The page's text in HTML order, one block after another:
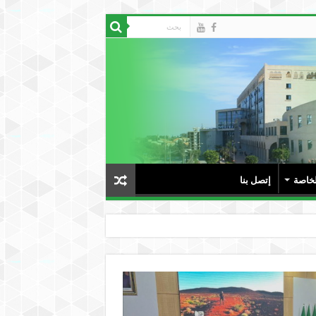
إتصل بنا